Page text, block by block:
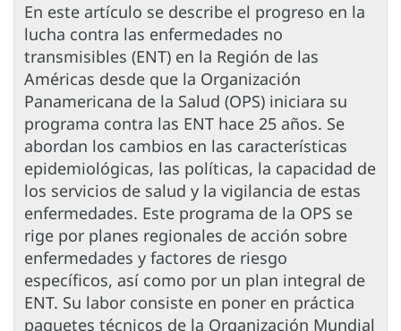
En este artículo se describe el progreso en la
lucha contra las enfermedades no
transmisibles (ENT) en la Región de las
Américas desde que la Organización
Panamericana de la Salud (OPS) iniciara su
programa contra las ENT hace 25 años. Se
abordan los cambios en las características
epidemiológicas, las políticas, la capacidad de
los servicios de salud y la vigilancia de estas
enfermedades. Este programa de la OPS se
rige por planes regionales de acción sobre
enfermedades y factores de riesgo
específicos, así como por un plan integral de
ENT. Su labor consiste en poner en práctica
paquetes técnicos de la Organización Mundial